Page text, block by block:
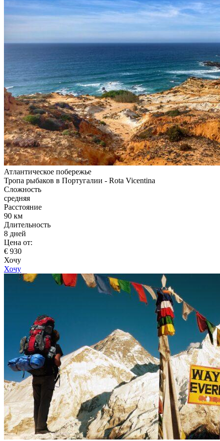
Атлантическое побережье
Тропа рыбаков в Португалии - Rota Vicentina
Сложность
средняя
Расстояние
90 км
Длительность
8 дней
Цена от:
€ 930
Хочу
Хочу